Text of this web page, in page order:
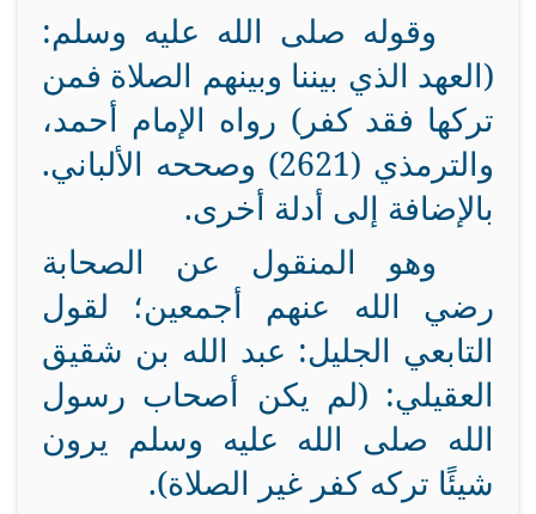
وقوله صلى الله عليه وسلم:
(العهد الذي بيننا وبينهم الصلاة فمن
تركها فقد كفر) رواه الإمام أحمد،
والترمذي (2621) وصححه الألباني.
بالإضافة إلى أدلة أخرى.
وهو المنقول عن الصحابة
رضي الله عنهم أجمعين؛ لقول
التابعي الجليل: عبد الله بن شقيق
العقيلي: (لم يكن أصحاب رسول
الله صلى الله عليه وسلم يرون
شيئًا تركه كفر غير الصلاة).